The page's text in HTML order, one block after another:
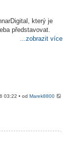
který je
představovat.
...zobrazit více
03:22 • odMarek8800